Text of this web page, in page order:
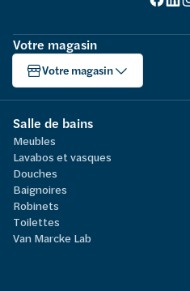
Votre magasin
Votre magasin
Salle de bains
Meubles
Lavabos et vasques
Douches
Baignoires
Robinets
Toilettes
Van Marcke Lab